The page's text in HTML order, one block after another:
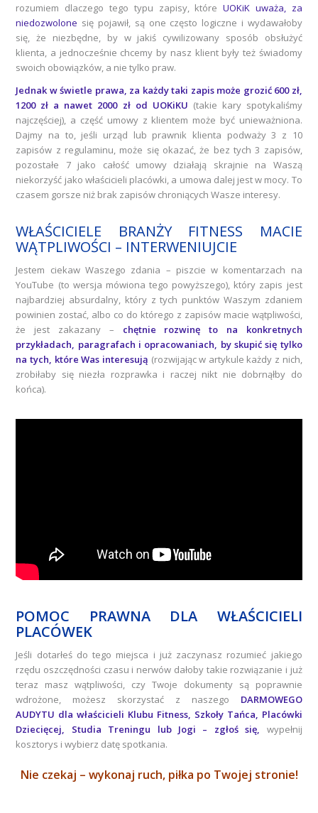
rozumiem dlaczego tego typu zapisy, któreUOKiK uważa, za
niedozwolone się pojawił, są one często logiczne i wydawałoby
się, że niezbędne, by w jakiś cywilizowany sposób obsłużyć
klienta, a jednocześnie chcemy by nasz klient były też świadomy
swoich obowiązków, a nie tylko praw.
Jednak w świetle prawa, za każdy taki zapis może grozić 600 zł,
1200 zł a nawet 2000 zł od UOKiKU (takie kary spotykaliśmy
najczęściej), a część umowy z klientem może być unieważniona.
Dajmy na to, jeśli urząd lub prawnik klienta podważy 3 z 10
zapisów z regulaminu, może się okazać, że bez tych 3 zapisów,
pozostałe 7 jako całość umowy działają skrajnie na Waszą
niekorzyść jako właścicieli placówki, a umowa dalej jest w mocy. To
czasem gorsze niż brak zapisów chroniących Wasze interesy.
WŁAŚCICIELE BRANŻY FITNESS MACIE
WĄTPLIWOŚCI – INTERWENIUJCIE
Jestem ciekaw Waszego zdania – piszcie w komentarzach na
YouTube (to wersja mówiona tego powyższego), który zapis jest
najbardziej absurdalny, który z tych punktów Waszym zdaniem
powinien zostać, albo co do którego z zapisów macie wątpliwości,
że jest zakazany – chętnie rozwinę to na konkretnych
przykładach, paragrafach i opracowaniach, by skupić się tylko
na tych, które Was interesują (rozwijając w artykule każdy z nich,
zrobiłaby się niezła rozprawka i raczej nikt nie dobrnąłby do
końca).
POMOC PRAWNA DLA WŁAŚCICIELI
PLACÓWEK
Jeśli dotarłeś do tego miejsca i już zaczynasz rozumieć jakiego
rzędu oszczędności czasu i nerwów dałoby takie rozwiązanie i już
teraz masz wątpliwości, czy Twoje dokumenty są poprawnie
wdrożone, możesz skorzystać z naszego DARMOWEGO
AUDYTU dla właścicieli Klubu Fitness, Szkoły Tańca, Placówki
Dziecięcej, Studia Treningu lub Jogi – zgłoś się, wypełnij
kosztorys i wybierz datę spotkania.
Nie czekaj – wykonaj ruch, piłka po Twojej stronie!